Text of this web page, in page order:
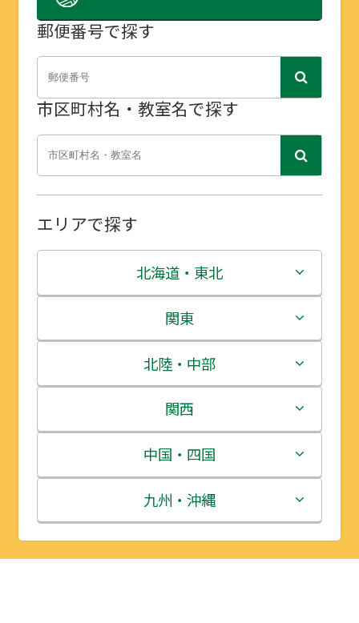
郵便番号で探す
市区町村名・教室名で探す
エリアで探す
北海道・東北
北海道
青森県
岩手県
宮城県
秋田県
山形県
関東
茨城県
栃木県
群馬県
埼玉県
千葉県
北陸・中部
新潟県
富山県
石川県
福井県
関西
三重県
滋賀県
京都府
中国・四国
鳥取県
島根県
九州・沖縄
福岡県